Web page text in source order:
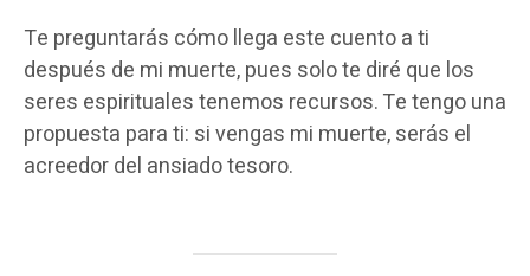
Te preguntarás cómo llega este cuento a ti
después de mi muerte, pues solo te diré que los
seres espirituales tenemos recursos. Te tengo una
propuesta para ti: si vengas mi muerte, serás el
acreedor del ansiado tesoro.